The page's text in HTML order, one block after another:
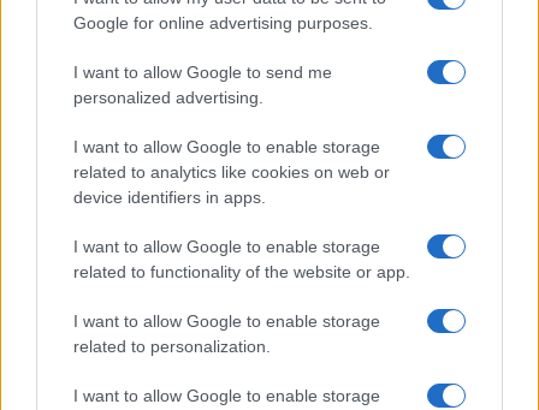
Google for online advertising purposes.
I want to allow Google to send me
personalized advertising.
I want to allow Google to enable storage
related to analytics like cookies on web or
device identifiers in apps.
I want to allow Google to enable storage
related to functionality of the website or app.
I want to allow Google to enable storage
related to personalization.
I want to allow Google to enable storage